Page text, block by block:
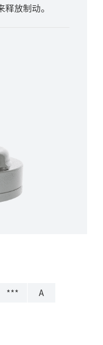
放制动。
*** A